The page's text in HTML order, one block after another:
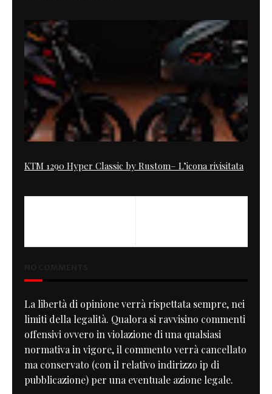
KTM 1290 Hyper Classic by Rustom– L’icona rivisitata
La libertà di opinione verrà rispettata sempre, nei
limiti della legalità. Qualora si ravvisino commenti
offensivi ovvero in violazione di una qualsiasi
normativa in vigore, il commento verrà cancellato
ma conservato (con il relativo indirizzo ip di
pubblicazione) per una eventuale azione legale.